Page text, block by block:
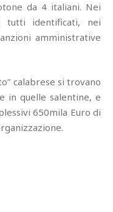
da 4 italiani. Nei
tutti identificati, nei
amministrative
calabrese si trovano
in quelle salentine, e
650mila Euro di